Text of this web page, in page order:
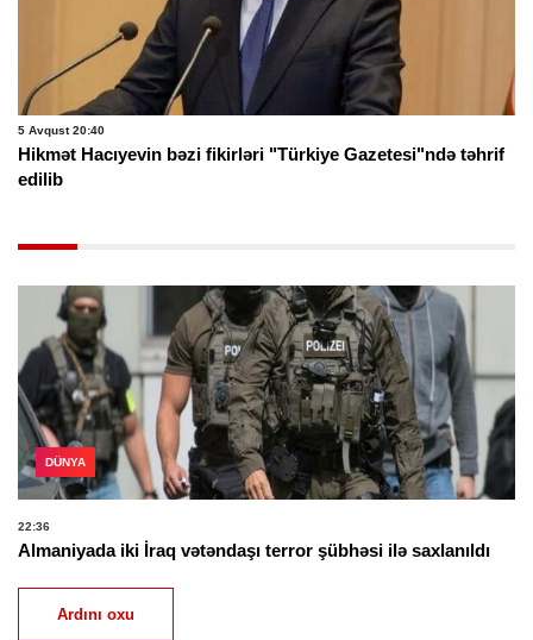
5 Avqust 20:40
Hikmət Hacıyevin bəzi fikirləri "Türkiye Gazetesi"ndə təhrif
edilib
DÜNYA
22:36
Almaniyada iki İraq vətəndaşı terror şübhəsi ilə saxlanıldı
Ardını oxu